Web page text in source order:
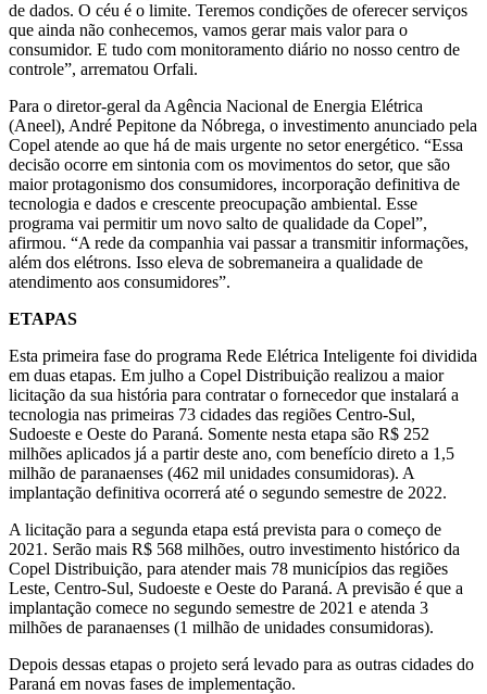
de dados. O céu é o limite. Teremos condições de oferecer serviços
que ainda não conhecemos, vamos gerar mais valor para o
consumidor. E tudo com monitoramento diário no nosso centro de
controle”, arrematou Orfali.
Para o diretor-geral da Agência Nacional de Energia Elétrica
(Aneel), André Pepitone da Nóbrega, o investimento anunciado pela
Copel atende ao que há de mais urgente no setor energético. “Essa
decisão ocorre em sintonia com os movimentos do setor, que são
maior protagonismo dos consumidores, incorporação definitiva de
tecnologia e dados e crescente preocupação ambiental. Esse
programa vai permitir um novo salto de qualidade da Copel”,
afirmou. “A rede da companhia vai passar a transmitir informações,
além dos elétrons. Isso eleva de sobremaneira a qualidade de
atendimento aos consumidores”.
ETAPAS
Esta primeira fase do programa Rede Elétrica Inteligente foi dividida
em duas etapas. Em julho a Copel Distribuição realizou a maior
licitação da sua história para contratar o fornecedor que instalará a
tecnologia nas primeiras 73 cidades das regiões Centro-Sul,
Sudoeste e Oeste do Paraná. Somente nesta etapa são R$ 252
milhões aplicados já a partir deste ano, com benefício direto a 1,5
milhão de paranaenses (462 mil unidades consumidoras). A
implantação definitiva ocorrerá até o segundo semestre de 2022.
A licitação para a segunda etapa está prevista para o começo de
2021. Serão mais R$ 568 milhões, outro investimento histórico da
Copel Distribuição, para atender mais 78 municípios das regiões
Leste, Centro-Sul, Sudoeste e Oeste do Paraná. A previsão é que a
implantação comece no segundo semestre de 2021 e atenda 3
milhões de paranaenses (1 milhão de unidades consumidoras).
Depois dessas etapas o projeto será levado para as outras cidades do
Paraná em novas fases de implementação.